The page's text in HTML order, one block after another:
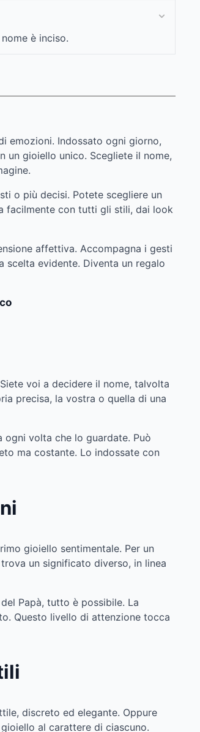
è inciso.
emozioni. Indossato ogni giorno,
un gioiello unico. Scegliete il nome,
o più decisi. Potete scegliere un
facilmente con tutti gli stili, dai look
affettiva. Accompagna i gesti
scelta evidente. Diventa un regalo
voi a decidere il nome, talvolta
precisa, la vostra o quella di una
ogni volta che lo guardate. Può
ma costante. Lo indossate con
gioiello sentimentale. Per un
un significato diverso, in linea
Papà, tutto è possibile. La
Questo livello di attenzione tocca
discreto ed elegante. Oppure
al carattere di ciascuno.